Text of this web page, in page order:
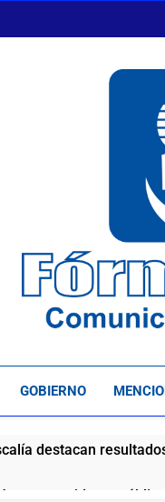
GOBIERNO
destacan
con servidores